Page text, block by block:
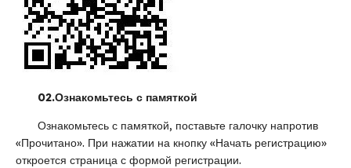
02.Ознакомьтесь с памяткой
Ознакомьтесь с памяткой, поставьте галочку напротив
«Прочитано». При нажатии на кнопку «Начать регистрацию»
откроется страница с формой регистрации.